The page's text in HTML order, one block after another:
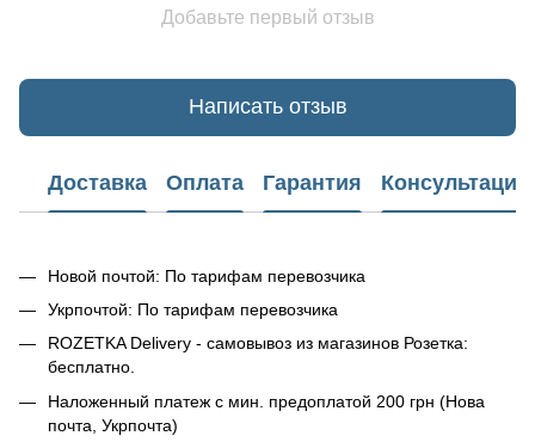
Добавьте первый отзыв
Написать отзыв
Доставка Оплата Гарантия Консультация
Новой почтой: По тарифам перевозчика
Укрпочтой: По тарифам перевозчика
ROZETKA Delivery - самовывоз из магазинов Розетка:
бесплатно.
Наложенный платеж с мин. предоплатой 200 грн (Нова
почта, Укрпочта)